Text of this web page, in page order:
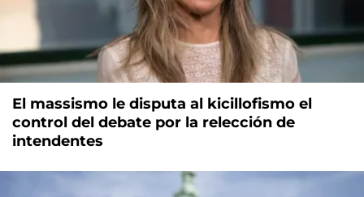
El massismo le disputa al kicillofismo el
control del debate por la relección de
intendentes